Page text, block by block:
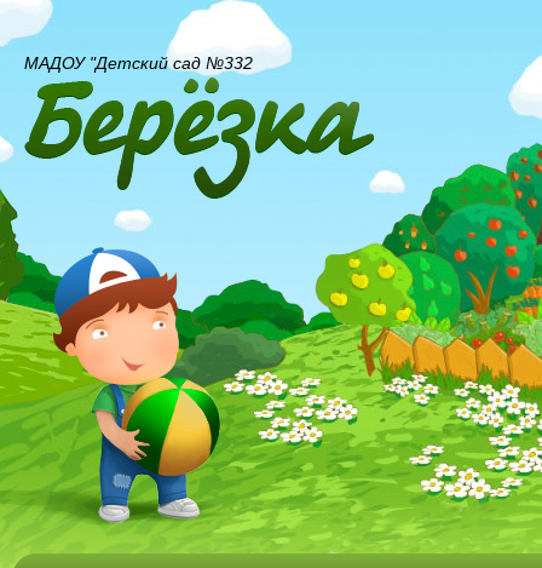
МАДОУ "Детский сад №332